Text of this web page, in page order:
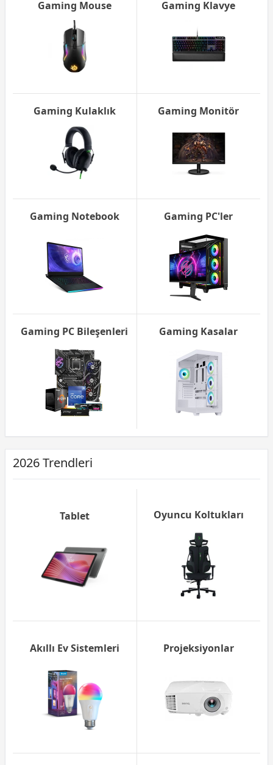
Gaming Mouse Gaming Klavye
Gaming Kulaklık Gaming Monitör
Gaming Notebook Gaming PC'ler
Gaming PC Bileşenleri Gaming Kasalar
2026 Trendleri
Tablet
Akıllı Ev Sistemleri
Oyuncu Koltukları
Projeksiyonlar